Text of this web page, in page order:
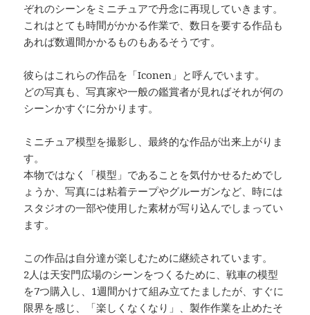
ぞれのシーンをミニチュアで丹念に再現していきます。
これはとても時間がかかる作業で、数日を要する作品も
あれば数週間かかるものもあるそうです。
彼らはこれらの作品を「Iconen」と呼んでいます。
どの写真も、写真家や一般の鑑賞者が見ればそれが何の
シーンかすぐに分かります。
ミニチュア模型を撮影し、最終的な作品が出来上がりま
す。
本物ではなく「模型」であることを気付かせるためでし
ょうか、写真には粘着テープやグルーガンなど、時には
スタジオの一部や使用した素材が写り込んでしまってい
ます。
この作品は自分達が楽しむために継続されています。
2人は天安門広場のシーンをつくるために、戦車の模型
を7つ購入し、1週間かけて組み立てたましたが、すぐに
限界を感じ、「楽しくなくなり」、製作作業を止めたそ